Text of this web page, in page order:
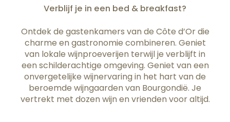
Verblijf je in een bed & breakfast?
Ontdek de gastenkamers van de Côte d’Or die
charme en gastronomie combineren. Geniet
van lokale wijnproeverijen terwijl je verblijft in
een schilderachtige omgeving. Geniet van een
onvergetelijke wijnervaring in het hart van de
beroemde wijngaarden van Bourgondië. Je
vertrekt met dozen wijn en vrienden voor altijd.